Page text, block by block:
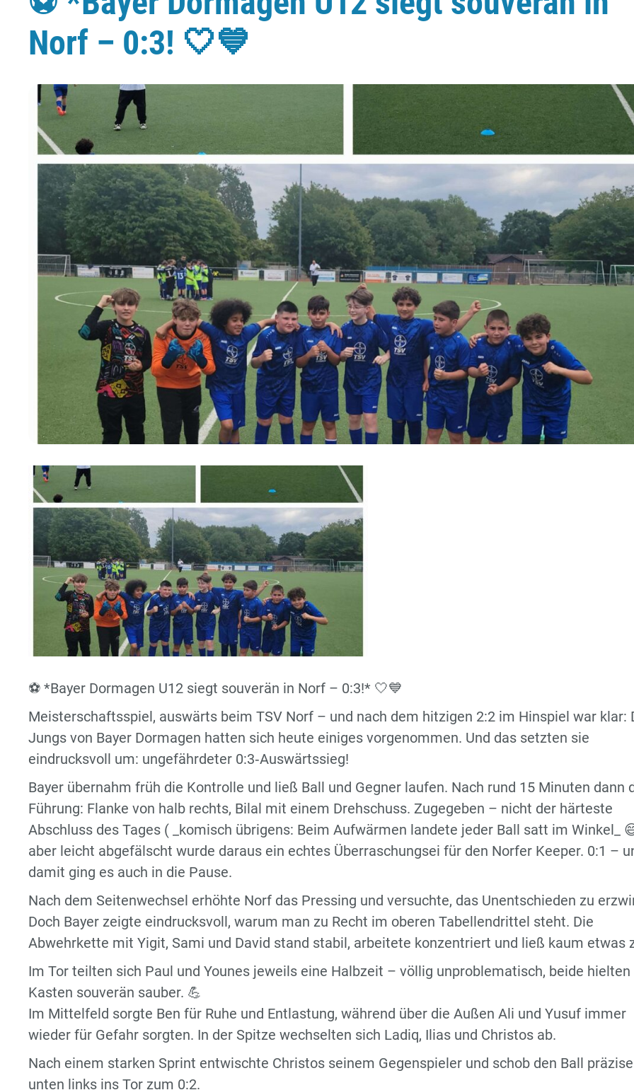
Norf – 0:3! 🤍💙
⚽️ *Bayer Dormagen U12 siegt souverän in Norf – 0:3!* 🤍💙
Meisterschaftsspiel, auswärts beim TSV Norf – und nach dem hitzigen 2:2 im Hinspiel war klar:
Jungs von Bayer Dormagen hatten sich heute einiges vorgenommen. Und das setzten sie
eindrucksvoll um: ungefährdeter 0:3‑Auswärtssieg!
Bayer übernahm früh die Kontrolle und ließ Ball und Gegner laufen. Nach rund 15 Minuten dann
Führung: Flanke von halb rechts, Bilal mit einem Drehschuss. Zugegeben – nicht der härteste
Abschluss des Tages ( _komisch übrigens: Beim Aufwärmen landete jeder Ball satt im Winkel_
aber leicht abgefälscht wurde daraus ein echtes Überraschungsei für den Norfer Keeper. 0:1 –
damit ging es auch in die Pause.
Nach dem Seitenwechsel erhöhte Norf das Pressing und versuchte, das Unentschieden zu
Doch Bayer zeigte eindrucksvoll, warum man zu Recht im oberen Tabellendrittel steht. Die
Abwehrkette mit Yigit, Sami und David stand stabil, arbeitete konzentriert und ließ kaum etwas
Im Tor teilten sich Paul und Younes jeweils eine Halbzeit – völlig unproblematisch, beide hielten
Kasten souverän sauber. 💪
Im Mittelfeld sorgte Ben für Ruhe und Entlastung, während über die Außen Ali und Yusuf immer
wieder für Gefahr sorgten. In der Spitze wechselten sich Ladiq, Ilias und Christos ab.
Nach einem starken Sprint entwischte Christos seinem Gegenspieler und schob den Ball präzise
unten links ins Tor zum 0:2.